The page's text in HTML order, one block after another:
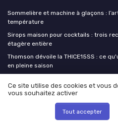
Sommelière et machine à glaçons :
température
Sirops maison pour cocktails : trois
étagère entière
Thomson dévoile la THICE15SS : ce
en pleine saison
dix fois par an
Ce site utilise des cookies et vous
vous souhaitez activer
Tout accepter